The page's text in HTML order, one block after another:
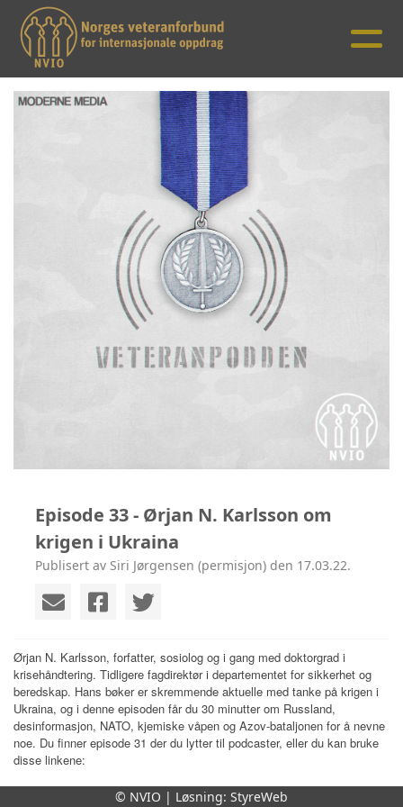
Episode 33 - Ørjan N. Karlsson om
krigen i Ukraina
Publisert av Siri Jørgensen (permisjon) den 17.03.22.
Ørjan N. Karlsson, forfatter, sosiolog og i gang med doktorgrad i
krisehåndtering. Tidligere fagdirektør i departementet for sikkerhet og
beredskap. Hans bøker er skremmende aktuelle med tanke på krigen i
Ukraina, og i denne episoden får du 30 minutter om Russland,
desinformasjon, NATO, kjemiske våpen og Azov-bataljonen for å nevne
noe. Du finner episode 31 der du lytter til podcaster, eller du kan bruke
disse linkene:
© NVIO | Løsning: StyreWeb